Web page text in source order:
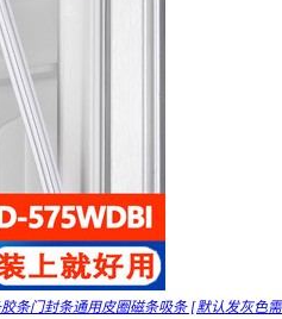
胶条门封条通用皮圈磁条吸条 [默认发灰色需